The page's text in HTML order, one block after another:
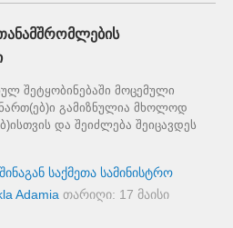
შეტყობინებაში მოცემული
გამიზნულია მხოლოდ
და შეიძლება შეიცავდეს
შინაგან საქმეთა სამინისტრო
Adamia თარიღი: 17 მაისი